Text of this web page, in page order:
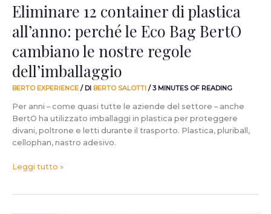
Eliminare 12 container di plastica
all’anno: perché le Eco Bag BertO
cambiano le nostre regole
dell’imballaggio
BERTO EXPERIENCE / DI BERTO SALOTTI /3 MINUTES OF READING
Per anni – come quasi tutte le aziende del settore – anche
BertO ha utilizzato imballaggi in plastica per proteggere
divani, poltrone e letti durante il trasporto. Plastica, pluriball,
cellophan, nastro adesivo.
nostre
regole
dell’imballaggio
Leggi tutto »